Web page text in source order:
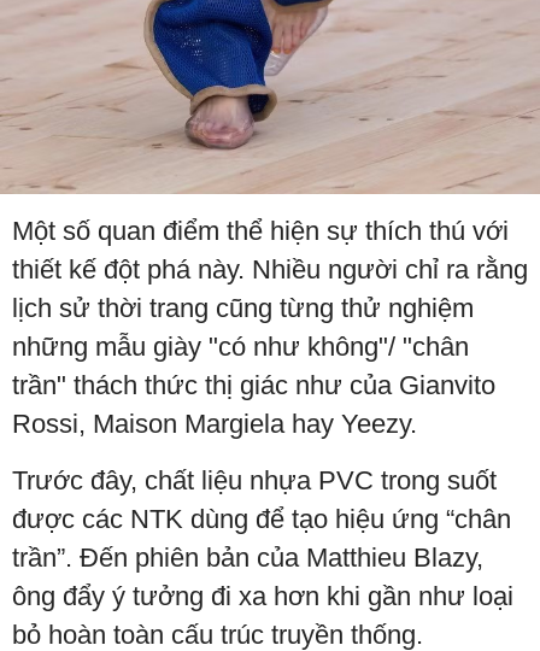
Một số quan điểm thể hiện sự thích thú với
thiết kế đột phá này. Nhiều người chỉ ra rằng
lịch sử thời trang cũng từng thử nghiệm
những mẫu giày "có như không"/ "chân
trần" thách thức thị giác như của Gianvito
Rossi, Maison Margiela hay Yeezy.
Trước đây, chất liệu nhựa PVC trong suốt
được các NTK dùng để tạo hiệu ứng “chân
trần”. Đến phiên bản của Matthieu Blazy,
ông đẩy ý tưởng đi xa hơn khi gần như loại
bỏ hoàn toàn cấu trúc truyền thống.